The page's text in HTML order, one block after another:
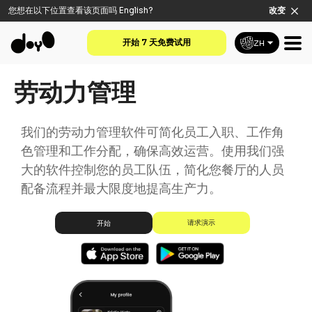
您想在以下位置查看该页面吗 English? 改变
开始 7 天免费试用 ZH
劳动力管理
我们的劳动力管理软件可简化员工入职、工作角
色管理和工作分配，确保高效运营。使用我们强
大的软件控制您的员工队伍，简化您餐厅的人员
配备流程并最大限度地提高生产力。
开始 请求演示